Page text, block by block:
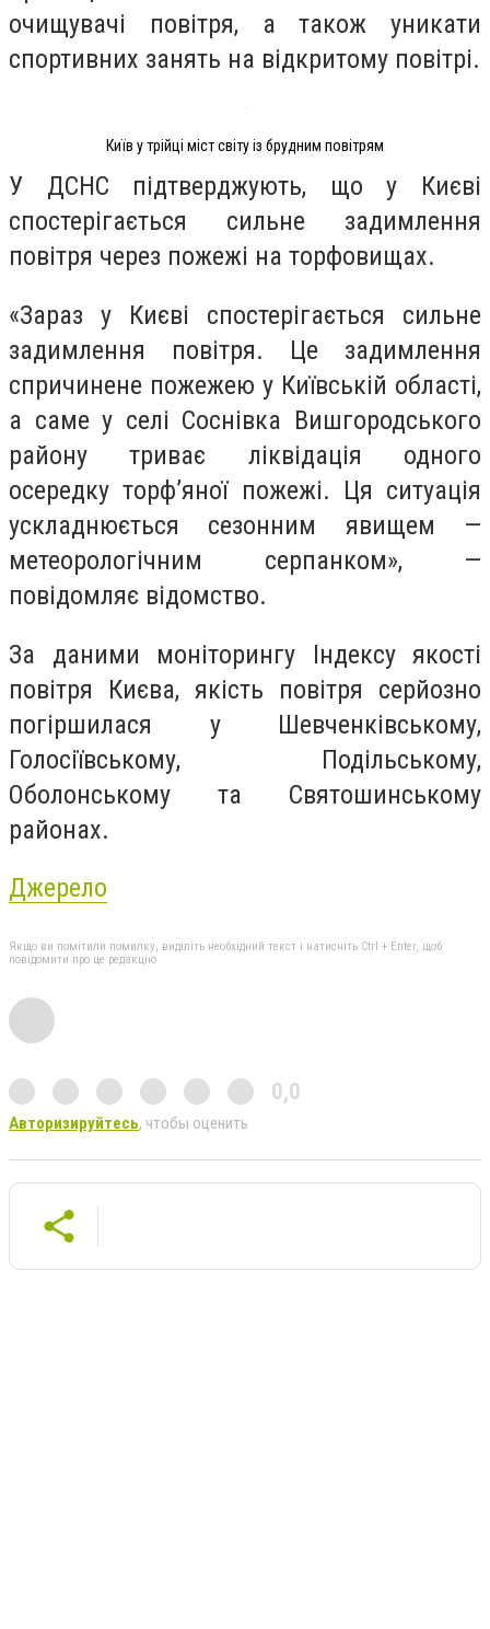
очищувачі повітря, а також уникати
спортивних занять на відкритому повітрі.
Київ у трійці міст світу із брудним повітрям
У ДСНС підтверджують, що у Києві
спостерігається сильне задимлення
повітря через пожежі на торфовищах.
«Зараз у Києві спостерігається сильне
задимлення повітря. Це задимлення
спричинене пожежею у Київській області,
а саме у селі Соснівка Вишгородського
району триває ліквідація одного
осередку торф’яної пожежі. Ця ситуація
ускладнюється сезонним явищем —
метеорологічним серпанком», —
повідомляє відомство.
За даними моніторингу Індексу якості
повітря Києва, якість повітря серйозно
погіршилася у Шевченківському,
Голосіївському, Подільському,
Оболонському та Святошинському
районах.
Джерело
Якщо ви помітили помилку, виділіть необхідний текст і натисніть Ctrl + Enter, щоб
повідомити про це редакцію
0,0
Авторизируйтесь, чтобы оценить